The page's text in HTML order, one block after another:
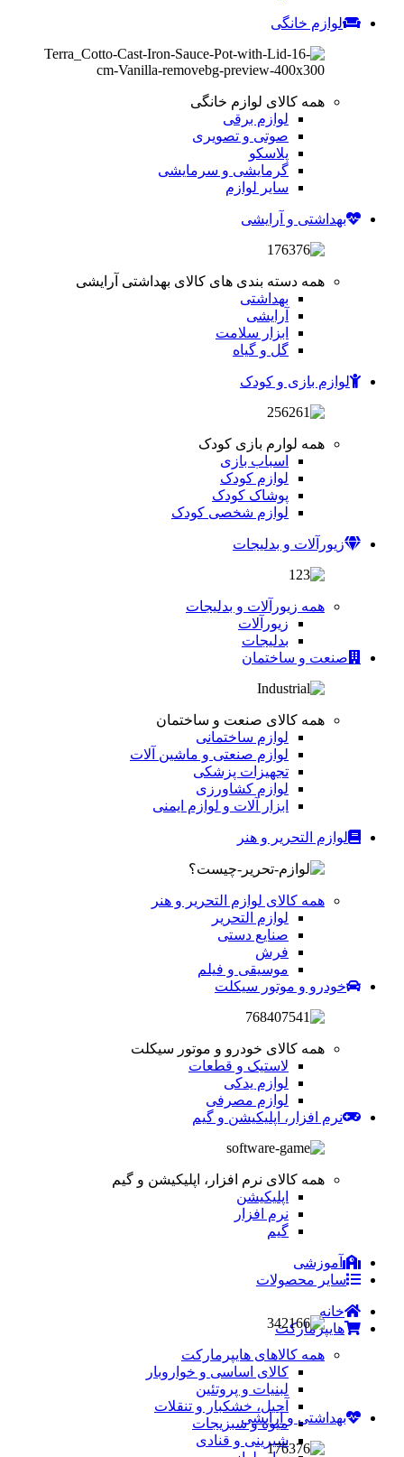
لوازم خانگی
همه کالای لوازم خانگی
لوازم برقی
صوتی و تصویری
پلاسکو
گرمایشی و سرمایشی
سایر لوازم
بهداشتی و آرایشی
همه دسته بندی های کالای بهداشتی آرایشی
بهداشتی
آرایشی
ابزار سلامت
گل و گیاه
لوازم بازی و کودک
همه لوارم بازی کودک
اسباب بازی
لوازم کودک
پوشاک کودک
لوازم شخصی کودک
زیورآلات و بدلیجات
همه زیورآلات و بدلیجات
زیورآلات
بدلیجات
صنعت و ساختمان
همه کالای صنعت و ساختمان
لوازم ساختمانی
لوازم صنعتی و ماشین آلات
تجهیزات پزشکی
لوازم کشاورزی
ابزار آلات و لوازم ایمنی
لوازم التحریر و هنر
همه کالای لوازم التحریر و هنر
لوازم التحریر
صنایع دستی
فرش
موسیقی و فیلم
خودرو و موتور سیکلت
همه کالای خودرو و موتور سیکلت
لاستیک و قطعات
لوازم یدکی
لوازم مصرفی
نرم افزار، اپلیکیشن و گیم
همه کالای نرم افزار، اپلیکیشن و گیم
اپلیکیشن
نرم افزار
گیم
آموزشی
سایر محصولات
خانه
هایپرمارکت
همه کالاهای هایپرمارکت
کالای اساسی و خواروبار
لبنیات و پروتئین
آجیل، خشکبار و تنقلات
میوه و سبزیجات
شیرینی و قنادی
بهداشتی و آرایشی